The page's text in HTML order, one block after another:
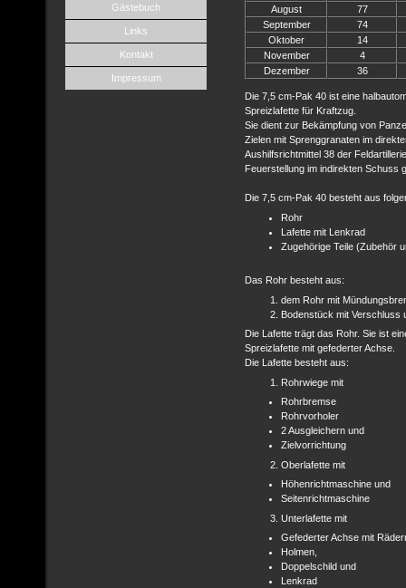
Gästebuch
Links
Kontakt
Impressum
August
77
September
74
Oktober
14
November
4
Dezember
36
Die 7,5 cm-Pak 40 ist eine
Spreizlafette für Kraftzug.
Sie dient zur Bekämpfung von
Zielen mit Sprenggranaten im
Aushilfsrichtmittel 38 der
Feuerstellung im indirekten Schuss
Die 7,5 cm-Pak 40 besteht aus
Rohr
Lafette mit Lenkrad
Zugehörige Teile (Zubehör
Das Rohr besteht aus:
dem Rohr mit
Bodenstück mit Verschluss
Die Lafette trägt das Rohr. Sie ist
Spreizlafette mit gefederter Achse.
Die Lafette besteht aus:
Rohrwiege mit
Rohrbremse
Rohrvorholer
2 Ausgleichern und
Zielvorrichtung
Oberlafette mit
Höhenrichtmaschine und
Seitenrichtmaschine
Unterlafette mit
Gefederter Achse mit
Holmen,
Doppelschild und
Lenkrad